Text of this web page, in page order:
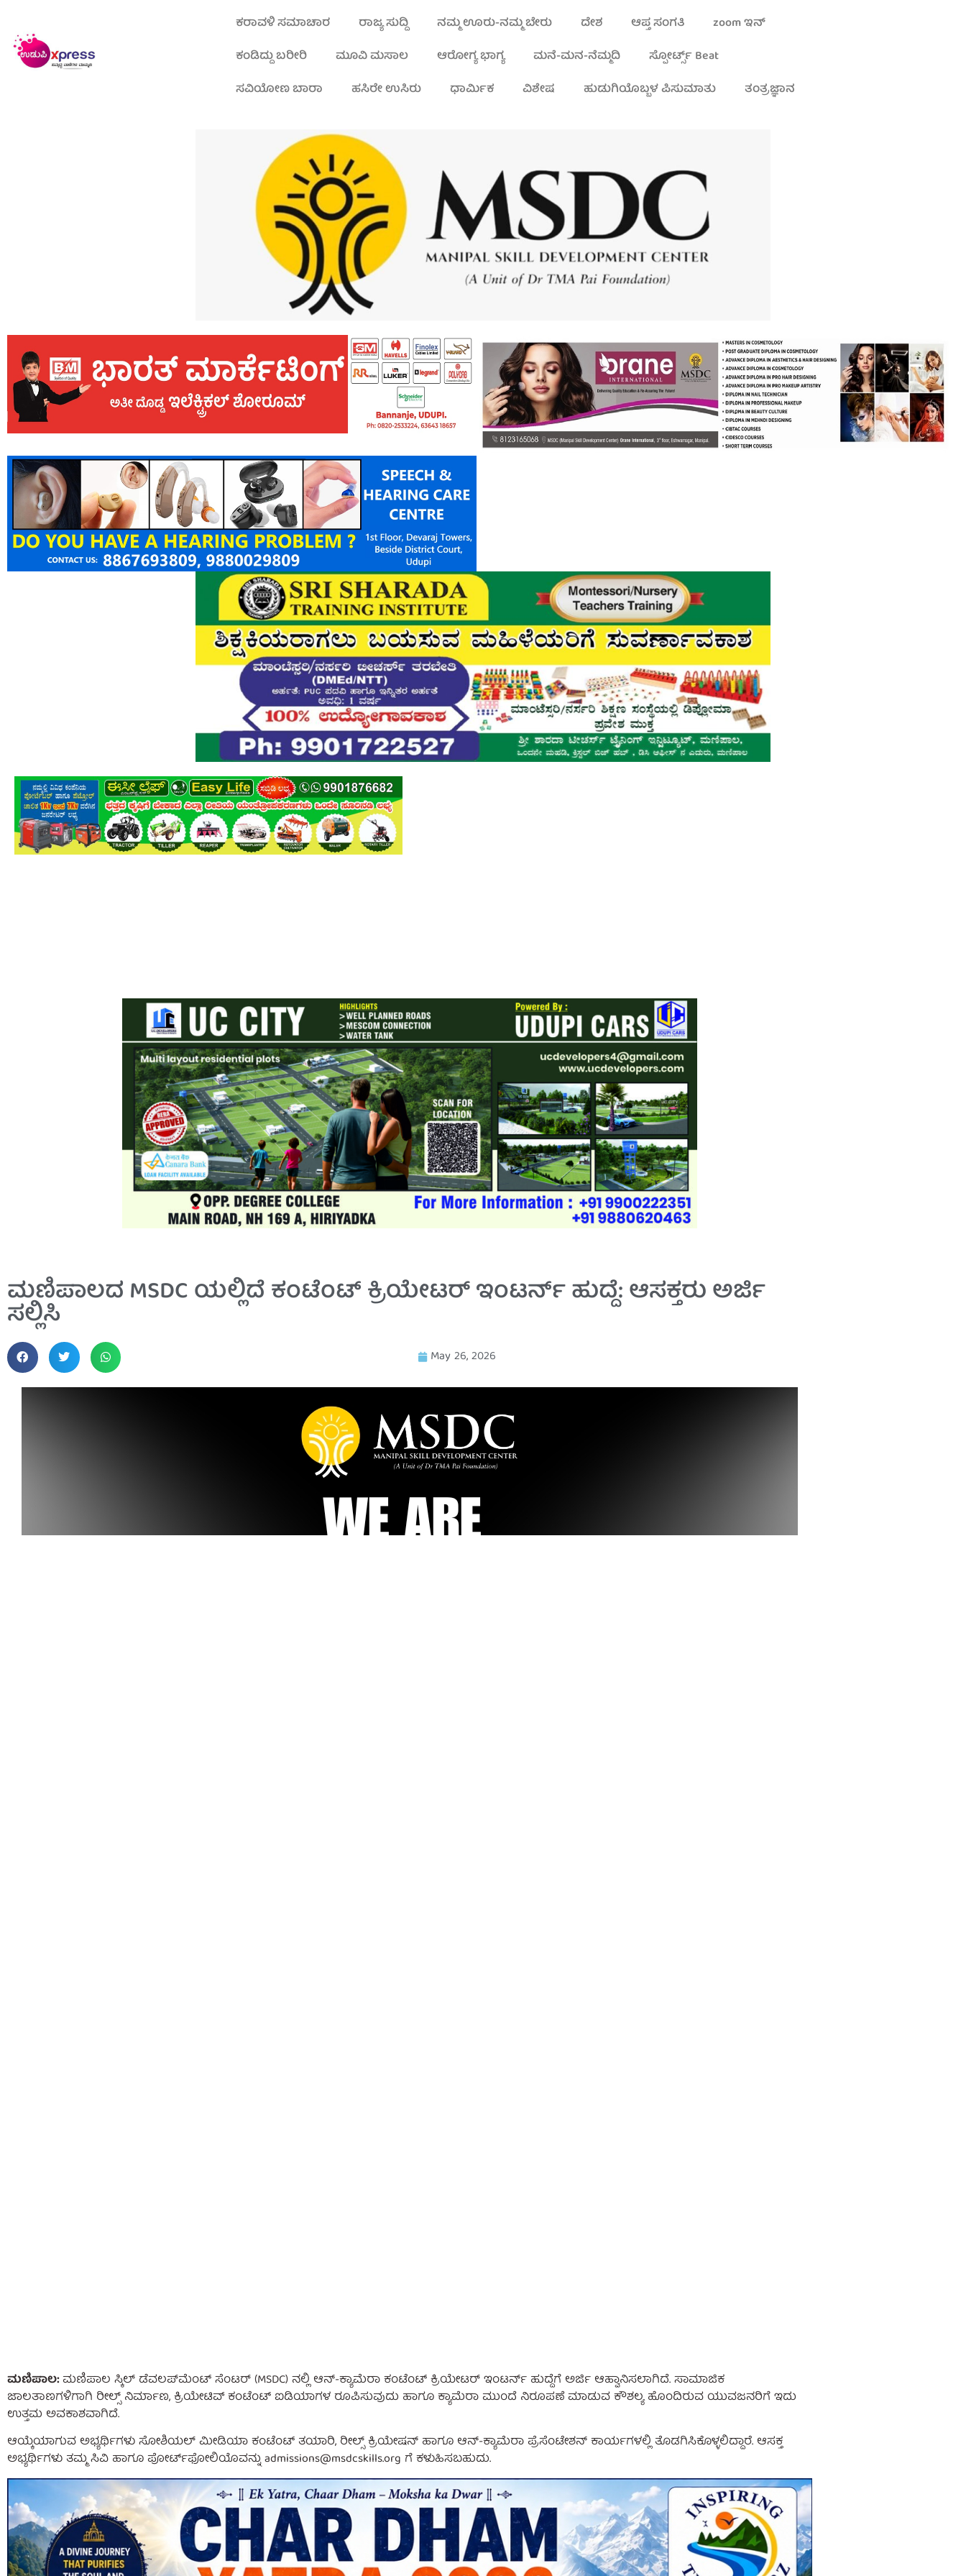
ಕರಾವಳಿ ಸಮಾಚಾರ ರಾಜ್ಯ ಸುದ್ದಿ ನಮ್ಮ ಊರು-ನಮ್ಮ ಬೇರು ದೇಶ ಆಪ್ತ ಸಂಗತಿ
zoom ಇನ್
ಕಂಡಿದ್ದು ಬರೀರಿ
ಮೂವಿ ಮಸಾಲ ಆರೋಗ್ಯ ಭಾಗ್ಯ ಮನೆ-ಮನ-ನೆಮ್ಮದಿ
ಸ್ಪೋರ್ಟ್ಸ್ Beat
ಸವಿಯೋಣ ಬಾರಾ
ಹಸಿರೇ ಉಸಿರು ಧಾರ್ಮಿಕ ವಿಶೇಷ ಹುಡುಗಿಯೊಬ್ಬಳ ಪಿಸುಮಾತು ತಂತ್ರಜ್ಞಾನ
ಮಣಿಪಾಲದ MSDC ಯಲ್ಲಿದೆ ಕಂಟೆಂಟ್ ಕ್ರಿಯೇಟರ್ ಇಂಟರ್ನ್ ಹುದ್ದೆ: ಆಸಕ್ತರು ಅರ್ಜಿ
ಸಲ್ಲಿಸಿ
May 26, 2026
ಮಣಿಪಾಲ:ಮಣಿಪಾಲ ಸ್ಕಿಲ್ ಡೆವಲಪ್‌ಮೆಂಟ್ ಸೆಂಟರ್‌ (MSDC) ನಲ್ಲಿ ಆನ್-ಕ್ಯಾಮೆರಾ ಕಂಟೆಂಟ್ ಕ್ರಿಯೇಟರ್ ಇಂಟರ್ನ್ ಹುದ್ದೆಗೆ ಅರ್ಜಿ ಆಹ್ವಾನಿಸಲಾಗಿದೆ. ಸಾಮಾಜಿಕ
ಜಾಲತಾಣಗಳಿಗಾಗಿ ರೀಲ್ಸ್ ನಿರ್ಮಾಣ, ಕ್ರಿಯೇಟಿವ್ ಕಂಟೆಂಟ್ ಐಡಿಯಾಗಳ ರೂಪಿಸುವುದು ಹಾಗೂ ಕ್ಯಾಮೆರಾ ಮುಂದೆ ನಿರೂಪಣೆ ಮಾಡುವ ಕೌಶಲ್ಯ ಹೊಂದಿರುವ ಯುವಜನರಿಗೆ ಇದು
ಉತ್ತಮ ಅವಕಾಶವಾಗಿದೆ.
ಆಯ್ಕೆಯಾಗುವ ಅಭ್ಯರ್ಥಿಗಳು ಸೋಶಿಯಲ್ ಮೀಡಿಯಾ ಕಂಟೆಂಟ್ ತಯಾರಿ, ರೀಲ್ಸ್ ಕ್ರಿಯೇಷನ್ ಹಾಗೂ ಆನ್-ಕ್ಯಾಮೆರಾ ಪ್ರೆಸೆಂಟೇಶನ್ ಕಾರ್ಯಗಳಲ್ಲಿ ತೊಡಗಿಸಿಕೊಳ್ಳಲಿದ್ದಾರೆ. ಆಸಕ್ತ
ಅಭ್ಯರ್ಥಿಗಳು ತಮ್ಮ ಸಿವಿ ಹಾಗೂ ಪೋರ್ಟ್‌ಫೋಲಿಯೊವನ್ನುadmissions@msdcskills.org ಗೆ ಕಳುಹಿಸಬಹುದು.